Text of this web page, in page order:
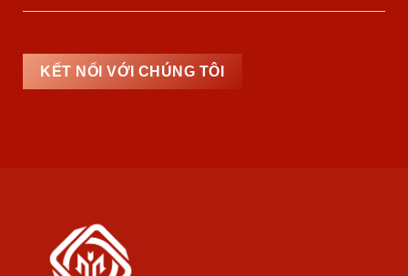
KẾT NỐI VỚI CHÚNG TÔI